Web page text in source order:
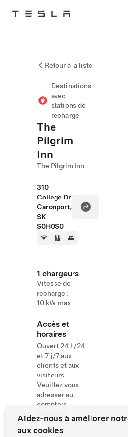
Tesla
Retour à la liste
Destinations
avec
stations de
recharge
The
Pilgrim
Inn
The Pilgrim Inn
310
College Dr
Caronport,
SK
S0H0S0
1 chargeurs
Vitesse de
recharge :
10 kW max
Accès et
horaires
Ouvert 24 h/24
et 7 j/7 aux
clients et aux
visiteurs.
Veuillez vous
adresser au
comptoir
d'accueil
Aidez-nous à améliorer
aux cookies